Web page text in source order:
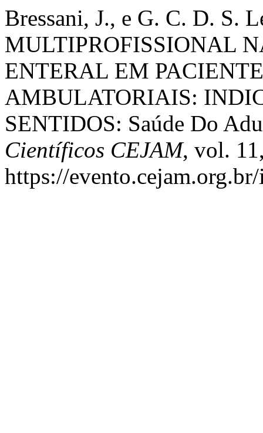
Bressani, J., e G. C. D. S.
MULTIPROFISSIONAL
ENTERAL EM
AMBULATORIAIS:
SENTIDOS: Saúde Do
Científicos CEJAM, vol.
https://